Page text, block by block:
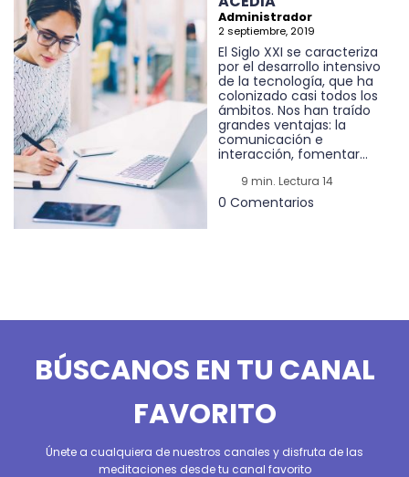
Administrador
2 septiembre, 2019
El Siglo XXI se caracteriza
por el desarrollo intensivo
de la tecnología, que ha
colonizado casi todos los
ámbitos. Nos han traído
grandes ventajas: la
comunicación e
interacción, fomentar...
9 min. Lectura 14
0 Comentarios
BÚSCANOS EN TU CANAL
FAVORITO
Únete a cualquiera de nuestros canales y disfruta de las
meditaciones desde tu canal favorito